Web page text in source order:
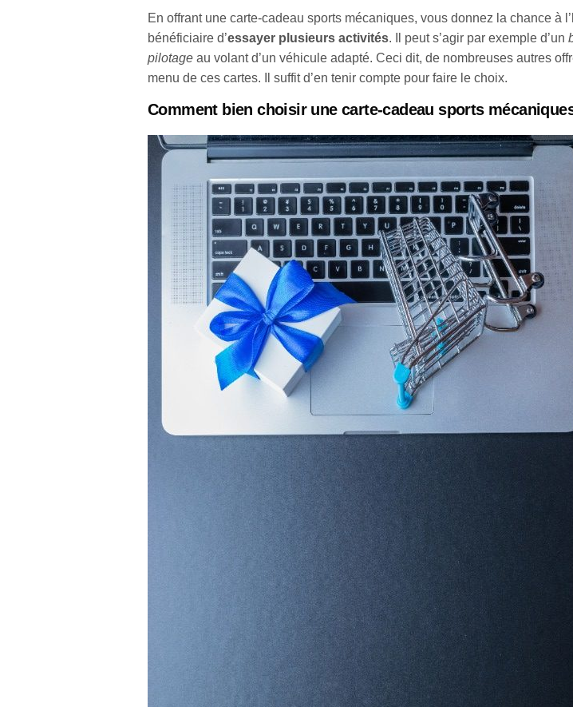
En offrant une carte-cadeau sports mécaniques, vous donnez la chance à
bénéficiaire d’essayer plusieurs activités. Il peut s’agir par exemple d’un
pilotage au volant d’un véhicule adapté. Ceci dit, de nombreuses autres
menu de ces cartes. Il suffit d’en tenir compte pour faire le choix.
Comment bien choisir une carte-cadeau sports